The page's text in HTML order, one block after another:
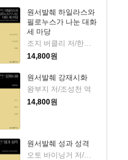
원서발췌 하일라스와
필로누스가 나눈 대화
세 마당
조지 버클리 저/한석환 역
14,800원
원서발췌 강재시화
왕부지 저/조성천 역
14,800원
원서발췌 성과 성격
오토 바이닝거 저/임우영 역